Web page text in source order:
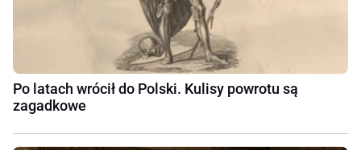
Po latach wrócił do Polski. Kulisy powrotu są
zagadkowe